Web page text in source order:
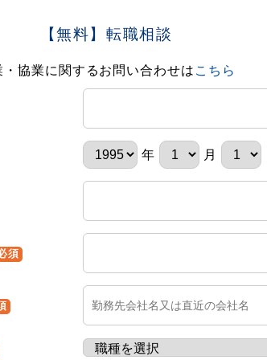
【無料】転職相談
・協業に関するお問い合わせは こちら
年 月
須